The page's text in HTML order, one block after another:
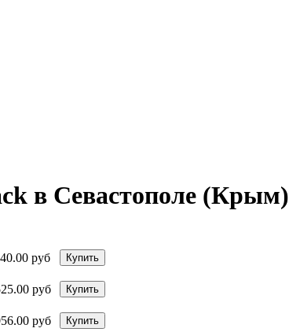
в Севастополе (Крым)
руб Купить
руб Купить
руб Купить